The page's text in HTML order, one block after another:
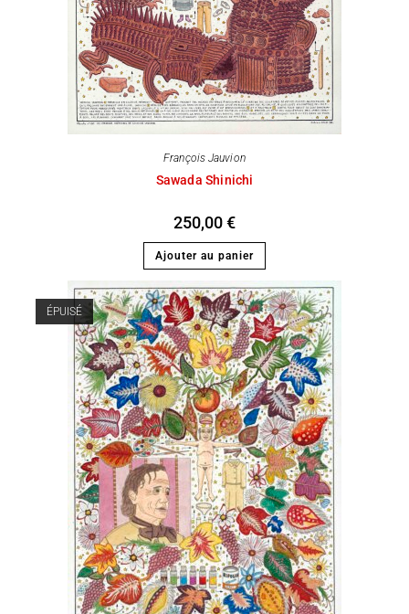
François Jauvion
Sawada Shinichi
250,00€
Ajouter au panier
ÉPUISÉ